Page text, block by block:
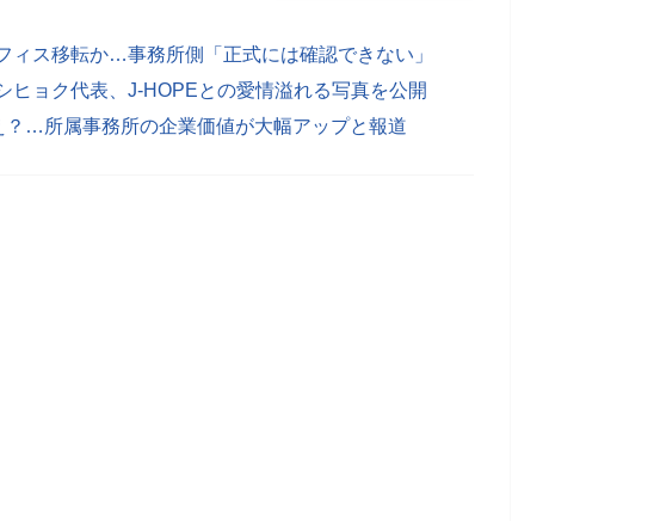
ィス移転か…事務所側「正式には確認できない」
ヒョク代表、J-HOPEとの愛情溢れる写真を公開
？…所属事務所の企業価値が大幅アップと報道